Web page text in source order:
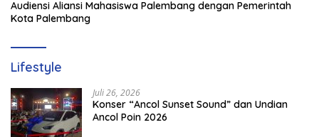
Audiensi Aliansi Mahasiswa Palembang dengan Pemerintah
Kota Palembang
Lifestyle
Juli 26, 2026
Konser “Ancol Sunset Sound” dan Undian
Ancol Poin 2026